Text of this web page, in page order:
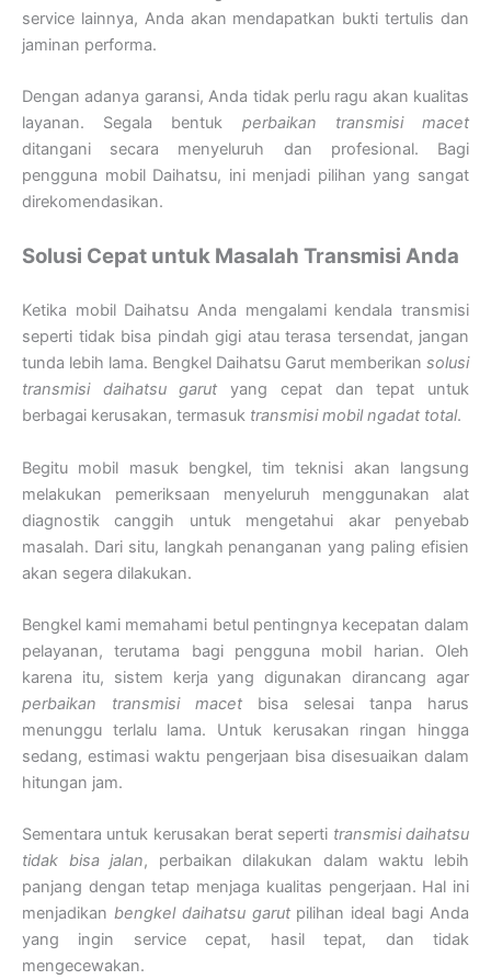
service lainnya, Anda akan mendapatkan bukti tertulis dan
jaminan performa.
Dengan adanya garansi, Anda tidak perlu ragu akan kualitas
layanan. Segala bentuk perbaikan transmisi macet
ditangani secara menyeluruh dan profesional. Bagi
pengguna mobil Daihatsu, ini menjadi pilihan yang sangat
direkomendasikan.
Solusi Cepat untuk Masalah Transmisi Anda
Ketika mobil Daihatsu Anda mengalami kendala transmisi
seperti tidak bisa pindah gigi atau terasa tersendat, jangan
tunda lebih lama. Bengkel Daihatsu Garut memberikan solusi
transmisi daihatsu garut yang cepat dan tepat untuk
berbagai kerusakan, termasuk transmisi mobil ngadat total.
Begitu mobil masuk bengkel, tim teknisi akan langsung
melakukan pemeriksaan menyeluruh menggunakan alat
diagnostik canggih untuk mengetahui akar penyebab
masalah. Dari situ, langkah penanganan yang paling efisien
akan segera dilakukan.
Bengkel kami memahami betul pentingnya kecepatan dalam
pelayanan, terutama bagi pengguna mobil harian. Oleh
karena itu, sistem kerja yang digunakan dirancang agar
perbaikan transmisi macet bisa selesai tanpa harus
menunggu terlalu lama. Untuk kerusakan ringan hingga
sedang, estimasi waktu pengerjaan bisa disesuaikan dalam
hitungan jam.
Sementara untuk kerusakan berat seperti transmisi daihatsu
tidak bisa jalan, perbaikan dilakukan dalam waktu lebih
panjang dengan tetap menjaga kualitas pengerjaan. Hal ini
menjadikan bengkel daihatsu garutpilihan ideal bagi Anda
yang ingin service cepat, hasil tepat, dan tidak
mengecewakan.